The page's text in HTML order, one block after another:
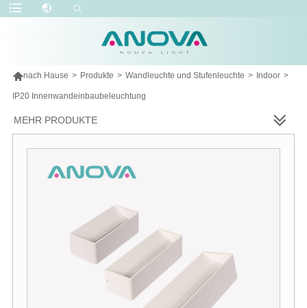
nach Hause > Produkte > Wandleuchte und Stufenleuchte > Indoor >
IP20 Innenwandeinbaubeleuchtung
MEHR PRODUKTE